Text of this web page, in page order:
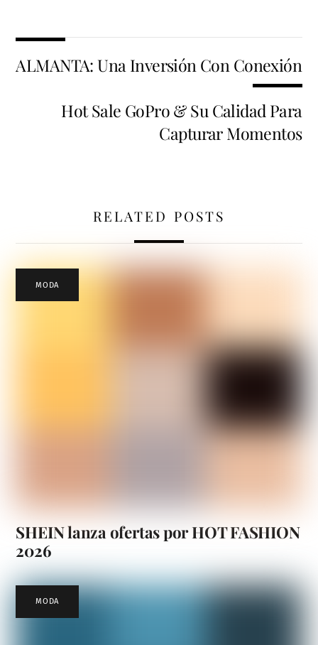
ALMANTA: Una Inversión Con Conexión
Hot Sale GoPro & Su Calidad Para
Capturar Momentos
RELATED POSTS
MODA
SHEIN lanza ofertas por HOT FASHION
2026
MODA